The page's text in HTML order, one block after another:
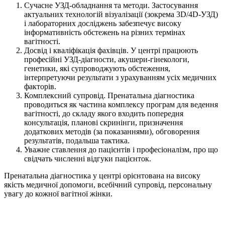
Сучасне УЗД-обладнання та методи. Застосування
актуальних технологій візуалізації (зокрема 3D/4D-УЗД)
і лабораторних досліджень забезпечує високу
інформативність обстежень на різних термінах
вагітності.
Досвід і кваліфікація фахівців. У центрі працюють
професійні УЗД-діагности, акушери-гінекологи,
генетики, які супроводжують обстеження,
інтерпретуючи результати з урахуванням усіх медичних
факторів.
Комплексний супровід. Пренатальна діагностика
проводиться як частина комплексу програм для ведення
вагітності, до складу якого входить попередня
консультація, планові скринінги, призначення
додаткових методів (за показаннями), обговорення
результатів, подальша тактика.
Уважне ставлення до пацієнтів і професіоналізм, про що
свідчать численні відгуки пацієнток.
Пренатальна діагностика у центрі орієнтована на високу
якість медичної допомоги, всебічний супровід, персональну
увагу до кожної вагітної жінки.